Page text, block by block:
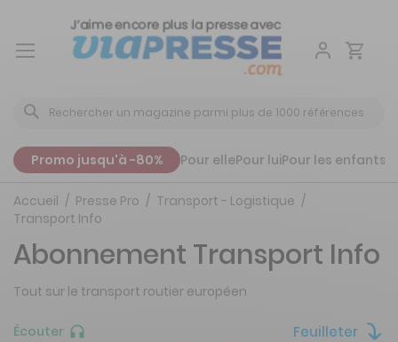
Aller
Promo jusqu'à -80% Pour ellePour luiPour les enfants
Accueil Presse Pro
Transport - Logistique
Transport Info
Écouter Feuilleter
Abonnement Transport Info
Tout sur le transport routier européen